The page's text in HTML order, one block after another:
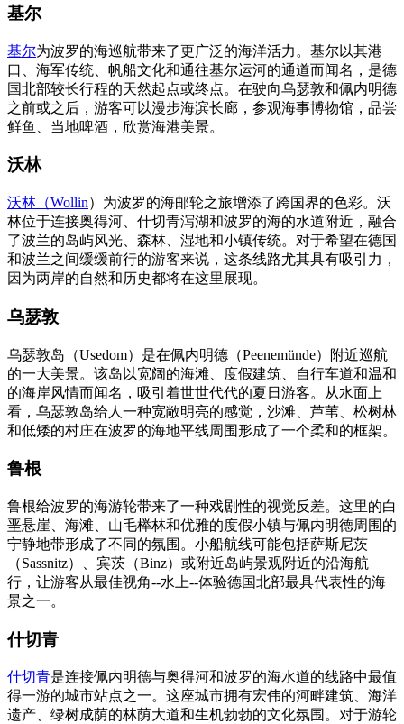
基尔
基尔为波罗的海巡航带来了更广泛的海洋活力。基尔以其港
口、海军传统、帆船文化和通往基尔运河的通道而闻名，是德
国北部较长行程的天然起点或终点。在驶向乌瑟敦和佩内明德
之前或之后，游客可以漫步海滨长廊，参观海事博物馆，品尝
鲜鱼、当地啤酒，欣赏海港美景。
沃林
沃林（Wollin）为波罗的海邮轮之旅增添了跨国界的色彩。沃
林位于连接奥得河、什切青泻湖和波罗的海的水道附近，融合
了波兰的岛屿风光、森林、湿地和小镇传统。对于希望在德国
和波兰之间缓缓前行的游客来说，这条线路尤其具有吸引力，
因为两岸的自然和历史都将在这里展现。
乌瑟敦
乌瑟敦岛（Usedom）是在佩内明德（Peenemünde）附近巡航
的一大美景。该岛以宽阔的海滩、度假建筑、自行车道和温和
的海岸风情而闻名，吸引着世世代代的夏日游客。从水面上
看，乌瑟敦岛给人一种宽敞明亮的感觉，沙滩、芦苇、松树林
和低矮的村庄在波罗的海地平线周围形成了一个柔和的框架。
鲁根
鲁根给波罗的海游轮带来了一种戏剧性的视觉反差。这里的白
垩悬崖、海滩、山毛榉林和优雅的度假小镇与佩内明德周围的
宁静地带形成了不同的氛围。小船航线可能包括萨斯尼茨
（Sassnitz）、宾茨（Binz）或附近岛屿景观附近的沿海航
行，让游客从最佳视角--水上--体验德国北部最具代表性的海
景之一。
什切青
什切青是连接佩内明德与奥得河和波罗的海水道的线路中最值
得一游的城市站点之一。这座城市拥有宏伟的河畔建筑、海洋
遗产、绿树成荫的林荫大道和生机勃勃的文化氛围。对于游轮